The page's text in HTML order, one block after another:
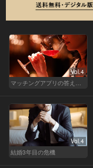
Vol.4
マッチングアプリの答えあわせ【Q】～SEASON2～
Vol.4
結婚3年目の危機